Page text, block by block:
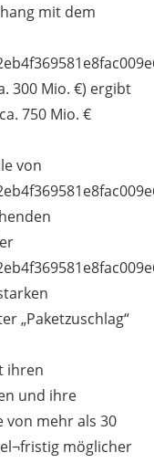
mit dem
300 Mio. €) ergibt
750 Mio. €
von
„Paketzuschlag“
ihren
und ihre
von mehr als 30
möglicher